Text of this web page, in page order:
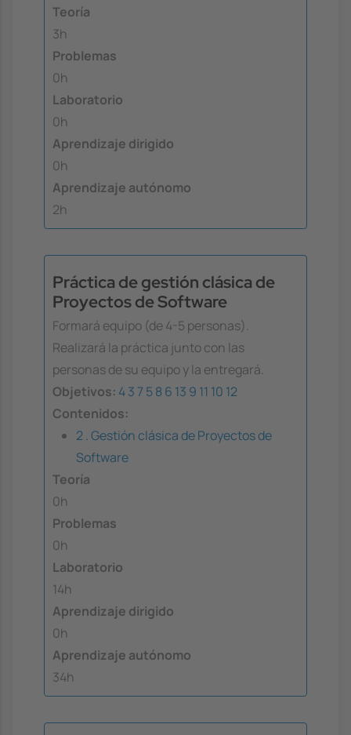
Teoría
3h
Problemas
0h
Laboratorio
0h
Aprendizaje dirigido
0h
Aprendizaje autónomo
2h
Práctica de gestión clásica de
Proyectos de Software
Formará equipo (de 4-5 personas).
Realizará la práctica junto con las
personas de su equipo y la entregará.
Objetivos: 43 7 58 6 13 9 11 10 12
Contenidos:
2 . Gestión clásica de Proyectos de
Software
Teoría
0h
Problemas
0h
Laboratorio
14h
Aprendizaje dirigido
0h
Aprendizaje autónomo
34h